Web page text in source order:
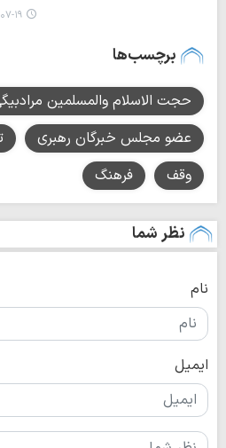
۱۴۰۳-
برچسب‌ها
حجت الاسلام والمسلمین
عضو مجلس خبرگان رهبری
وقف
فرهنگ
نظر شما
نام
ایمیل